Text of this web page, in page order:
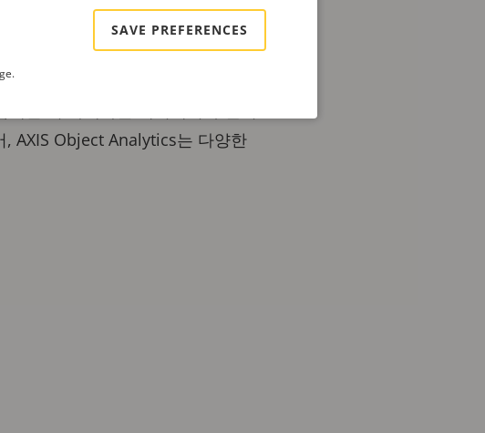
런트 히터가 렌즈에 얼음과 안개
이나 비로부터 보호하고 반사를
AXIS Object Analytics는 다양한
SAVE PREFERENCES